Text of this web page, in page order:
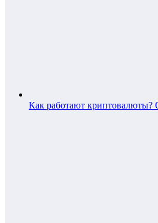
Как работают криптовалюты?